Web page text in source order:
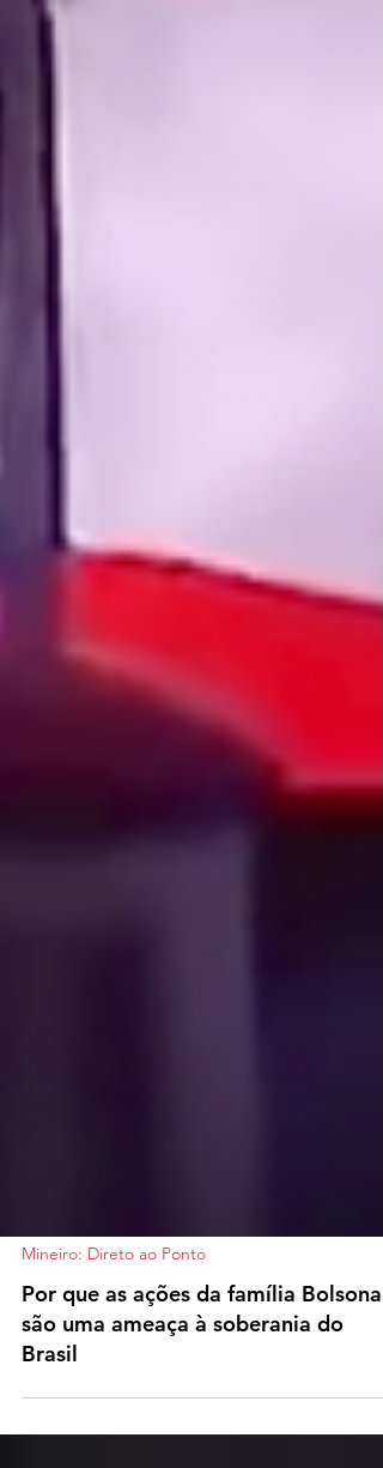
Mineiro: Direto ao Ponto
Por que as ações da família
são uma ameaça à soberania do
Brasil